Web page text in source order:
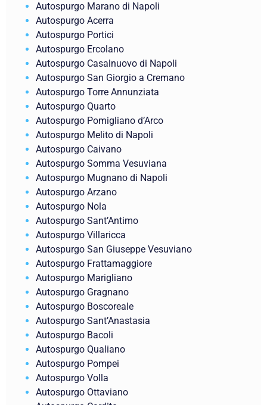
Autospurgo Marano di Napoli
Autospurgo Acerra
Autospurgo Portici
Autospurgo Ercolano
Autospurgo Casalnuovo di Napoli
Autospurgo San Giorgio a Cremano
Autospurgo Torre Annunziata
Autospurgo Quarto
Autospurgo Pomigliano d’Arco
Autospurgo Melito di Napoli
Autospurgo Caivano
Autospurgo Somma Vesuviana
Autospurgo Mugnano di Napoli
Autospurgo Arzano
Autospurgo Nola
Autospurgo Sant’Antimo
Autospurgo Villaricca
Autospurgo San Giuseppe Vesuviano
Autospurgo Frattamaggiore
Autospurgo Marigliano
Autospurgo Gragnano
Autospurgo Boscoreale
Autospurgo Sant’Anastasia
Autospurgo Bacoli
Autospurgo Qualiano
Autospurgo Pompei
Autospurgo Volla
Autospurgo Ottaviano